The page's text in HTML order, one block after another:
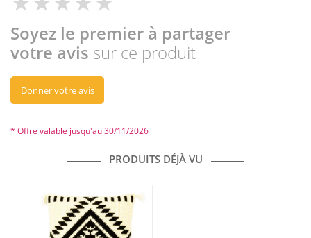
Soyez le premier à partager
votre avis sur ce produit
Donner votre avis
* Offre valable jusqu'au 30/11/2026
PRODUITS DÉJÀ VU